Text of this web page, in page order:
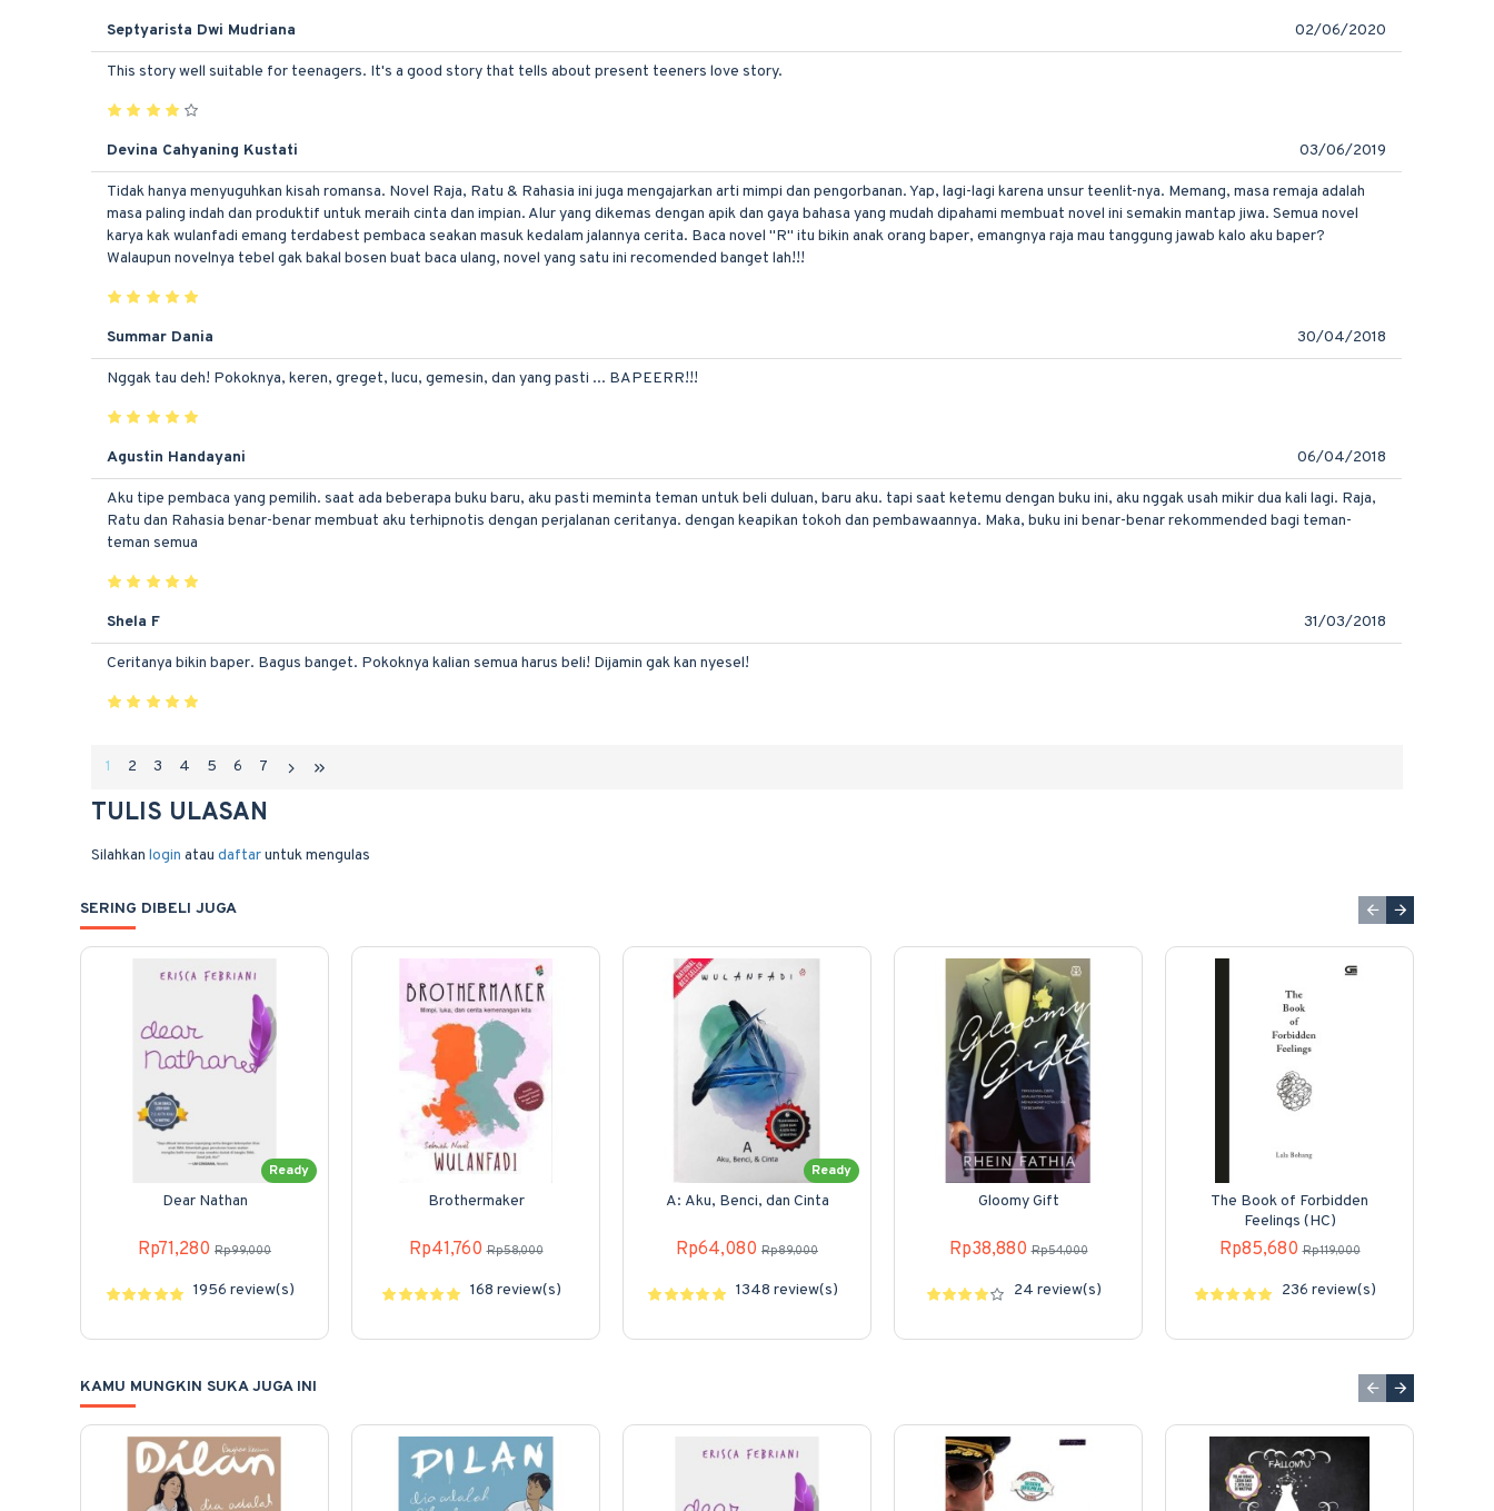
Septyarista Dwi Mudriana 02/06/2020
This story well suitable for teenagers. It's a good story that tells about present teeners love story.
Devina Cahyaning Kustati 03/06/2019
Tidak hanya menyuguhkan kisah romansa. Novel Raja, Ratu & Rahasia ini juga mengajarkan arti mimpi dan pengorbanan. Yap, lagi-lagi karena unsur teenlit-nya. Memang, masa remaja adalah
masa paling indah dan produktif untuk meraih cinta dan impian. Alur yang dikemas dengan apik dan gaya bahasa yang mudah dipahami membuat novel ini semakin mantap jiwa. Semua novel
karya kak wulanfadi emang terdabest pembaca seakan masuk kedalam jalannya cerita. Baca novel "R" itu bikin anak orang baper, emangnya raja mau tanggung jawab kalo aku baper?
Walaupun novelnya tebel gak bakal bosen buat baca ulang, novel yang satu ini recomended banget lah!!!
Summar Dania 30/04/2018
Nggak tau deh! Pokoknya, keren, greget, lucu, gemesin, dan yang pasti ... BAPEERR!!!
Agustin Handayani 06/04/2018
Aku tipe pembaca yang pemilih. saat ada beberapa buku baru, aku pasti meminta teman untuk beli duluan, baru aku. tapi saat ketemu dengan buku ini, aku nggak usah mikir dua kali lagi. Raja,
Ratu dan Rahasia benar-benar membuat aku terhipnotis dengan perjalanan ceritanya. dengan keapikan tokoh dan pembawaannya. Maka, buku ini benar-benar rekommended bagi teman-
teman semua
Shela F 31/03/2018
Ceritanya bikin baper. Bagus banget. Pokoknya kalian semua harus beli! Dijamin gak kan nyesel!
1 2 3 4 5 6 7
TULIS ULASAN
Silahkan login atau daftaruntuk mengulas
SERING DIBELI JUGA
Ready
Dear Nathan
Rp71,280 Rp99,000
1956 review(s)
Brothermaker
Rp41,760 Rp58,000
168 review(s)
Ready
A: Aku, Benci, dan Cinta
Rp64,080 Rp89,000
1348 review(s)
Gloomy Gift
Rp38,880 Rp54,000
24 review(s)
The Book of Forbidden
Feelings (HC)
Rp85,680 Rp119,000
236 review(s)
KAMU MUNGKIN SUKA JUGA INI